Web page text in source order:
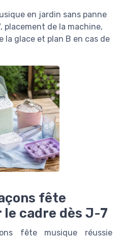
en jardin sans panne
placement de la machine,
glace et plan B en cas de
fête
le cadre dès J-7
fête musique réussie